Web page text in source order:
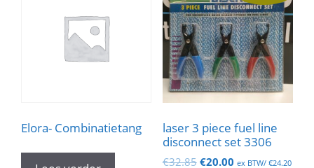
Elora- Combinatietang
laser 3 piece fuel line
disconnect set 3306
€32.85 Oorspronkelijke
€20.00Huidige
ex BTW/ €24.20